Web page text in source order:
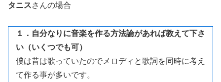
タニスさんの場合
１．自分なりに音楽を作る方法論があれば教えて下さ
い（いくつでも可）
僕は昔は歌っていたのでメロディと歌詞を同時に考え
て作る事が多いです。